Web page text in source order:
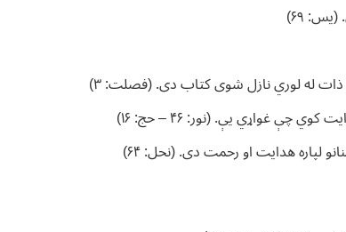
۶۹)
ذات له لوري نازل شوی کتاب دی. (فصلت: ۳)
چې غواړي یې. (نور: ۴۶ – حج: ۱۶)
لپاره هدایت او رحمت دی. (نحل: ۶۴)